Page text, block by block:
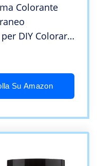
Colorante
DIY Colorare
Nessun
Su Amazon